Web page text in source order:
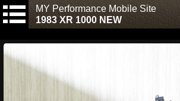
MY Performance Mobile Site
1983 XR 1000 NEW